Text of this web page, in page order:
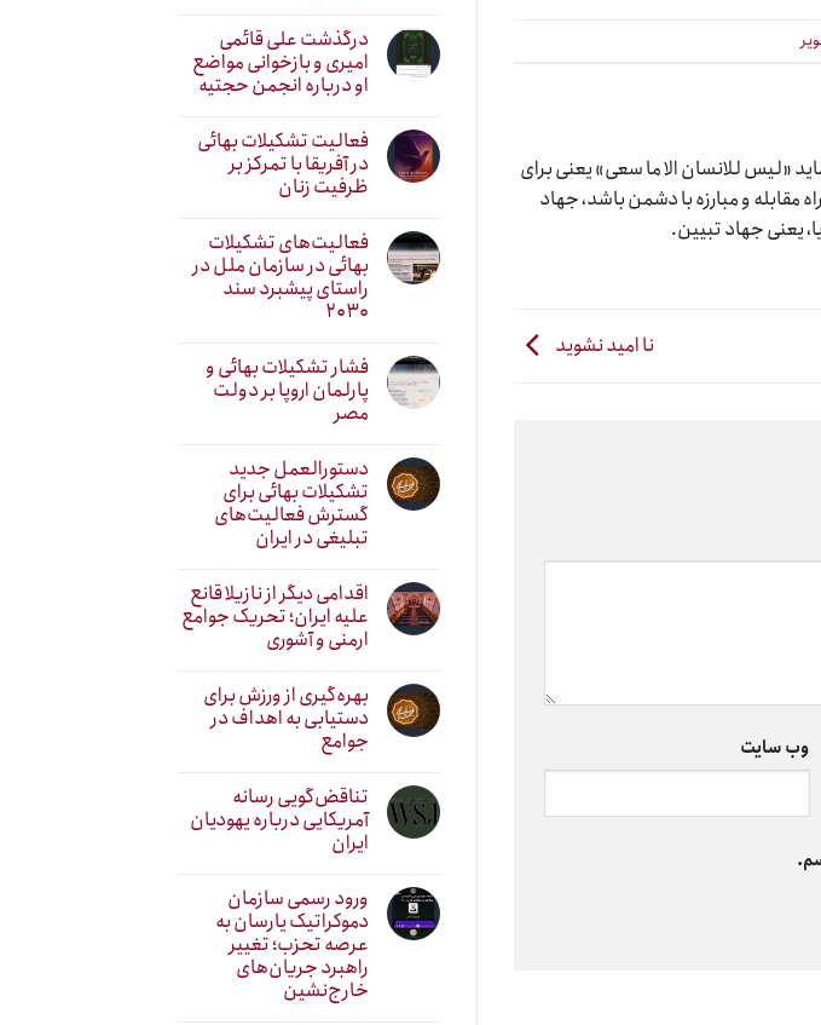
للانسان الا ما سعی» یعنی برای
و مبارزه با دشمن باشد، جهاد
یعنی جهاد تبیین.
نا امید نشوید
وب‌ سایت
درگذشت علی قائمی
امیری و بازخوانی مواضع
او درباره انجمن حجتیه
فعالیت تشکیلات بهائی
در آفریقا با تمرکز بر
ظرفیت زنان
فعالیت‌های تشکیلات
بهائی در سازمان ملل در
راستای پیشبرد سند
۲۰۳۰
فشار تشکیلات بهائی و
پارلمان اروپا بر دولت
مصر
دستورالعمل جدید
تشکیلات بهائی برای
گسترش فعالیت‌های
تبلیغی در ایران
اقدامی دیگر از نازیلا قانع
علیه ایران؛ تحریک جوامع
ارمنی و آشوری
بهره‌گیری از ورزش برای
دستیابی به اهداف در
جوامع
تناقض‌گویی رسانه
آمریکایی درباره یهودیان
ایران
ورود رسمی سازمان
دموکراتیک یارسان به
عرصه تحزب؛ تغییر
راهبرد جریان‌های
خارج‌نشین